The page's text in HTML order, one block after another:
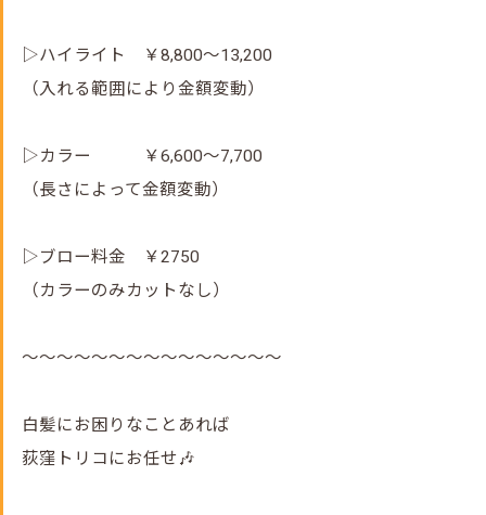
▷ハイライト ￥8,800～13,200
（入れる範囲により金額変動）
▷カラー ￥6,600～7,700
（長さによって金額変動）
▷ブロー料金 ￥2750
（カラーのみカットなし）
～～～～～～～～～～～～～～～
白髪にお困りなことあれば
荻窪トリコにお任せ🎶